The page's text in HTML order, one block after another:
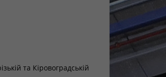
та Кіровоградській